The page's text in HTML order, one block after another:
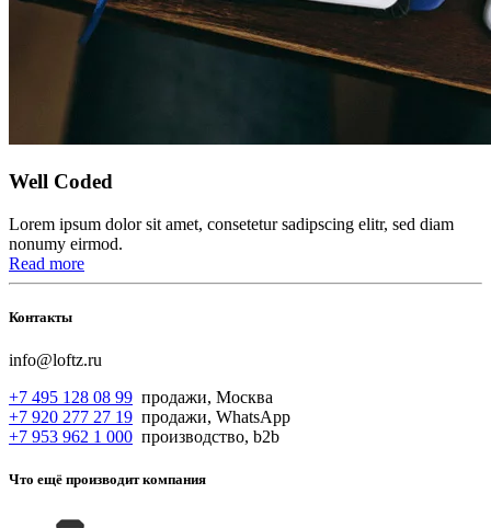
Well Coded
Lorem ipsum dolor sit amet, consetetur sadipscing elitr, sed diam
nonumy eirmod.
Read more
Контакты
info@loftz.ru
+7 495 128 08 99 продажи, Москва
+7 920 277 27 19 продажи, WhatsApp
+7 953 962 1 000 производство, b2b
Что ещё производит компания